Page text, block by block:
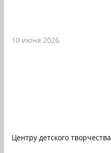
10 июня 2026
Центру детского